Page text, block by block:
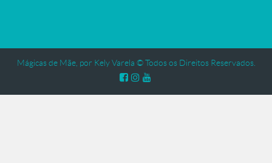
Mágicas de Mãe, por Kely Varela © Todos os Direitos Reservados.